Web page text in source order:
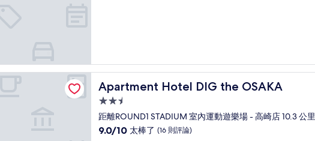
棒
(143
則
評
論)
Apartment Hotel DIG the OSAKA
Apartment Hotel DIG the OSAKA
2.5
星
級
距離ROUND1 STADIUM 室內運動遊樂場 - 高崎店 10.3 公里
9.0
9.0/10 太棒了 (16 則評論)